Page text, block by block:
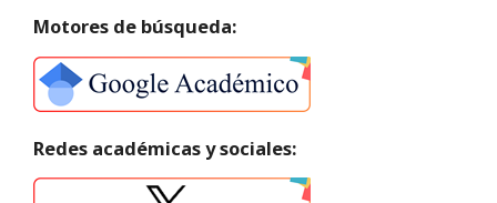
Motores de búsqueda:
Redes académicas y sociales: